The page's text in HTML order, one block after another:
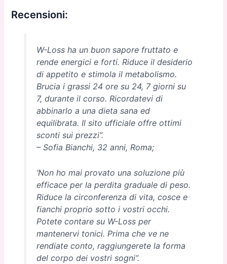
Recensioni:
W-Loss ha un buon sapore fruttato e
rende energici e forti. Riduce il desiderio
di appetito e stimola il metabolismo.
Brucia i grassi 24 ore su 24, 7 giorni su
7, durante il corso. Ricordatevi di
abbinarlo a una dieta sana ed
equilibrata. Il sito ufficiale offre ottimi
sconti sui prezzi”.
– Sofia Bianchi, 32 anni, Roma;
‘Non ho mai provato una soluzione più
efficace per la perdita graduale di peso.
Riduce la circonferenza di vita, cosce e
fianchi proprio sotto i vostri occhi.
Potete contare su W-Loss per
mantenervi tonici. Prima che ve ne
rendiate conto, raggiungerete la forma
del corpo dei vostri sogni”.